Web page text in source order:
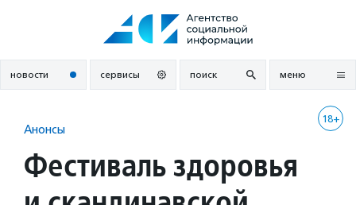
новости сервисы поиск меню
18+
Анонсы
Фестиваль здоровья